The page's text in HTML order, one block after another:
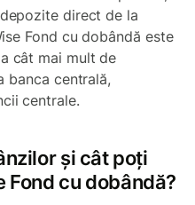
direct de la
Fond cu dobândă este
cât mai mult de
banca centrală,
centrale.
și cât poți
cu dobândă?